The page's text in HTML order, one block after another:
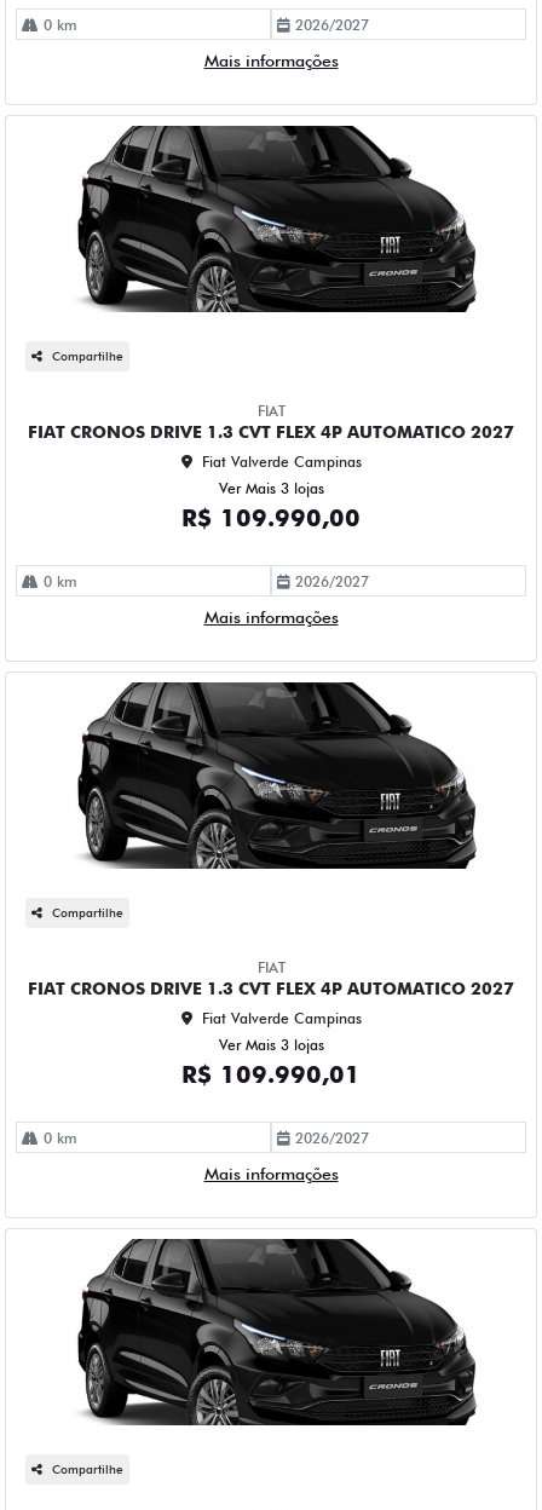
0 km 2026/2027
Mais informações
Compartilhe
FIAT
FIAT CRONOS DRIVE 1.3 CVT FLEX 4P AUTOMATICO 2027
Fiat Valverde Campinas
Ver Mais 3 lojas
R$ 109.990,00
0 km 2026/2027
Mais informações
Compartilhe
FIAT
FIAT CRONOS DRIVE 1.3 CVT FLEX 4P AUTOMATICO 2027
Fiat Valverde Campinas
Ver Mais 3 lojas
R$ 109.990,01
0 km 2026/2027
Mais informações
Compartilhe